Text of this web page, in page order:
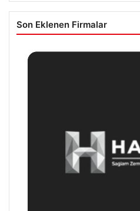
Son Eklenen Firmalar